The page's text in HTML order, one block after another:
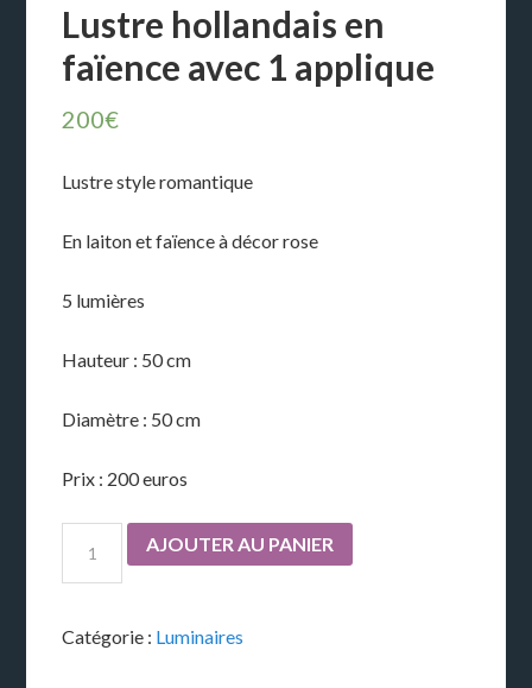
Lustre hollandais en
faïence avec 1 applique
200€
Lustre style romantique
En laiton et faïence à décor rose
5 lumières
Hauteur : 50 cm
Diamètre : 50 cm
Prix : 200 euros
AJOUTER AU PANIER
Catégorie : Luminaires